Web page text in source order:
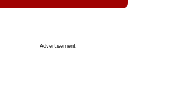
Advertisement